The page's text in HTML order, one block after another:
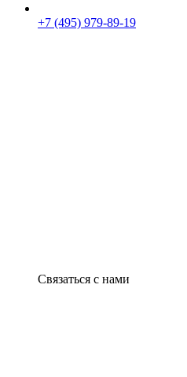
+7 (495) 979-89-19
Связаться с нами